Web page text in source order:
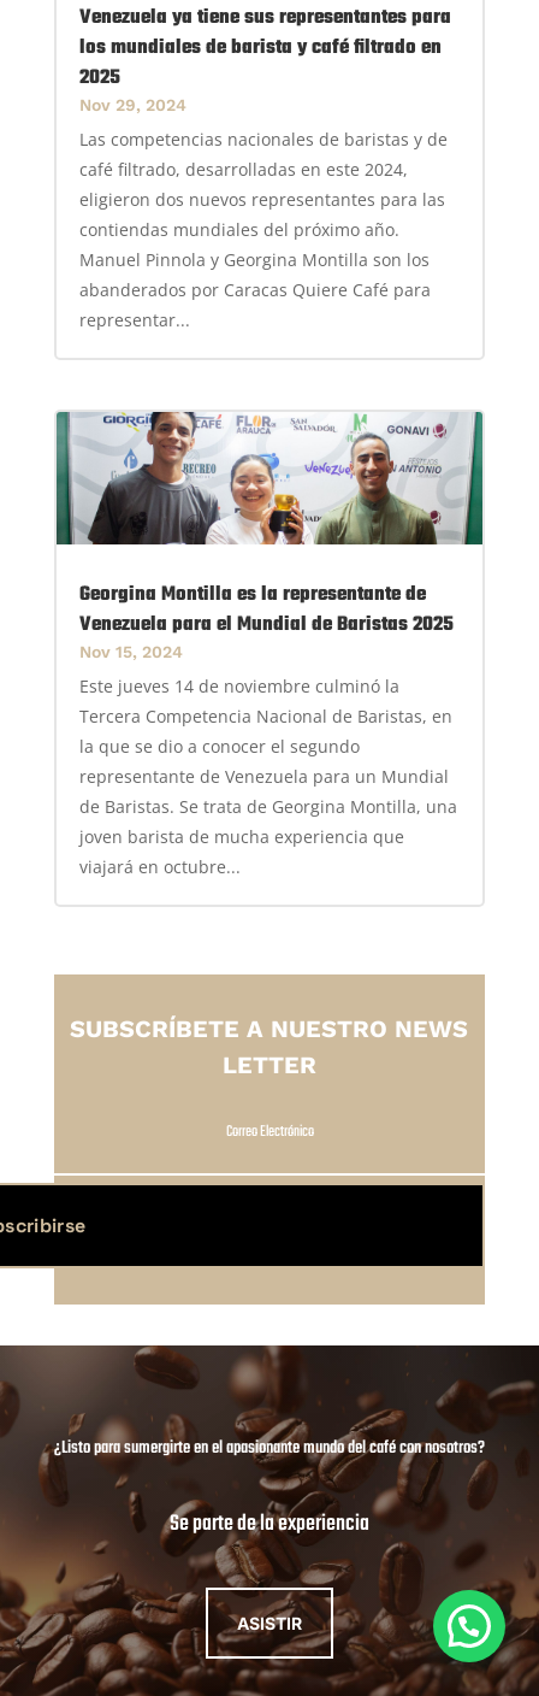
Venezuela ya tiene sus representantes para
los mundiales de barista y café filtrado en
2025
Nov 29, 2024
Las competencias nacionales de baristas y de
café filtrado, desarrolladas en este 2024,
eligieron dos nuevos representantes para las
contiendas mundiales del próximo año.
Manuel Pinnola y Georgina Montilla son los
abanderados por Caracas Quiere Café para
representar...
Georgina Montilla es la representante de
Venezuela para el Mundial de Baristas 2025
Nov 15, 2024
Este jueves 14 de noviembre culminó la
Tercera Competencia Nacional de Baristas, en
la que se dio a conocer el segundo
representante de Venezuela para un Mundial
de Baristas. Se trata de Georgina Montilla, una
joven barista de mucha experiencia que
viajará en octubre...
SUBSCRÍBETE A NUESTRO NEWS
LETTER
¿Listo para sumergirte en el apasionante mundo del café con nosotros?
Se parte de la experiencia
ASISTIR